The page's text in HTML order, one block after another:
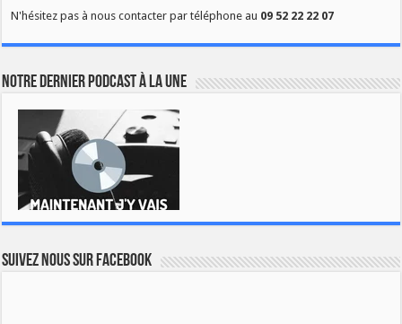
N'hésitez pas à nous contacter par téléphone au 09 52 22 22 07
Notre dernier podcast à la une
Suivez nous sur Facebook